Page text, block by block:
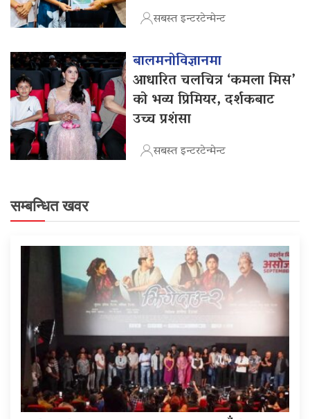
सबस्त इन्टरटेन्मेन्ट
बालमनोविज्ञानमा
आधारित चलचित्र ‘कमला मिस’
को भव्य प्रिमियर, दर्शकबाट
उच्च प्रशंसा
सबस्त इन्टरटेन्मेन्ट
सम्बन्धित खवर